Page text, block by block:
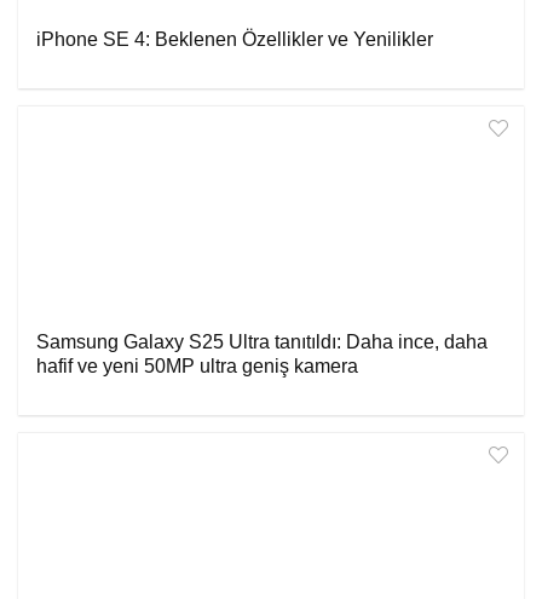
iPhone SE 4: Beklenen Özellikler ve Yenilikler
Samsung Galaxy S25 Ultra tanıtıldı: Daha ince, daha
hafif ve yeni 50MP ultra geniş kamera